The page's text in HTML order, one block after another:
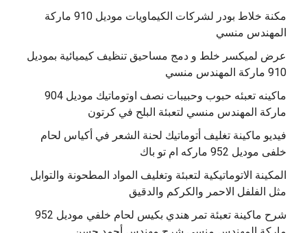
مكنة خلاط بودر لشركات الكيماويات موديل 910 ماركة
المهندس منسي
عرض لميكسر خلط و دمج مساحيق تنظيف كيميائية بموديل
910 ماركة المهندس منسي
‫ماكينه تعبئه حبوب وحبيبات نصف اوتوماتيك موديل 904
‫فيديو ماكينة تغليف أتوماتيك لحنة الشعر في أكياس لحام
خلفى موديل 952 ماركه ام تو باك
المكينة الاتوماتيكية لتعبئة وتغليف المواد المطحونة والتوابل
مثل الفلفل الاحمر والكركم والدقيق
‫شرح ماكينة تعبئة تمر هندي بكيس لحام خلفي موديل 952